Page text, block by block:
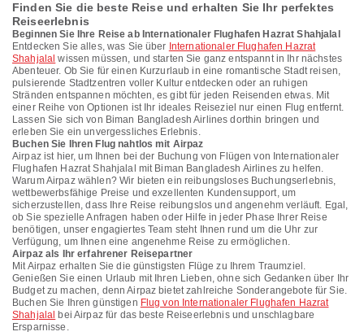
Finden Sie die beste Reise und erhalten Sie Ihr perfektes
Reiseerlebnis
Beginnen Sie Ihre Reise ab Internationaler Flughafen Hazrat Shahjalal
Entdecken Sie alles, was Sie über Internationaler Flughafen Hazrat
Shahjalal wissen müssen, und starten Sie ganz entspannt in Ihr nächstes
Abenteuer. Ob Sie für einen Kurzurlaub in eine romantische Stadt reisen,
pulsierende Stadtzentren voller Kultur entdecken oder an ruhigen
Stränden entspannen möchten, es gibt für jeden Reisenden etwas. Mit
einer Reihe von Optionen ist Ihr ideales Reiseziel nur einen Flug entfernt.
Lassen Sie sich von Biman Bangladesh Airlines dorthin bringen und
erleben Sie ein unvergessliches Erlebnis.
Buchen Sie Ihren Flug nahtlos mit Airpaz
Airpaz ist hier, um Ihnen bei der Buchung von Flügen von Internationaler
Flughafen Hazrat Shahjalal mit Biman Bangladesh Airlines zu helfen.
Warum Airpaz wählen? Wir bieten ein reibungsloses Buchungserlebnis,
wettbewerbsfähige Preise und exzellenten Kundensupport, um
sicherzustellen, dass Ihre Reise reibungslos und angenehm verläuft. Egal,
ob Sie spezielle Anfragen haben oder Hilfe in jeder Phase Ihrer Reise
benötigen, unser engagiertes Team steht Ihnen rund um die Uhr zur
Verfügung, um Ihnen eine angenehme Reise zu ermöglichen.
Airpaz als Ihr erfahrener Reisepartner
Mit Airpaz erhalten Sie die günstigsten Flüge zu Ihrem Traumziel.
Genießen Sie einen Urlaub mit Ihren Lieben, ohne sich Gedanken über Ihr
Budget zu machen, denn Airpaz bietet zahlreiche Sonderangebote für Sie.
Buchen Sie Ihren günstigen Flug von Internationaler Flughafen Hazrat
Shahjalal bei Airpaz für das beste Reiseerlebnis und unschlagbare
Ersparnisse.